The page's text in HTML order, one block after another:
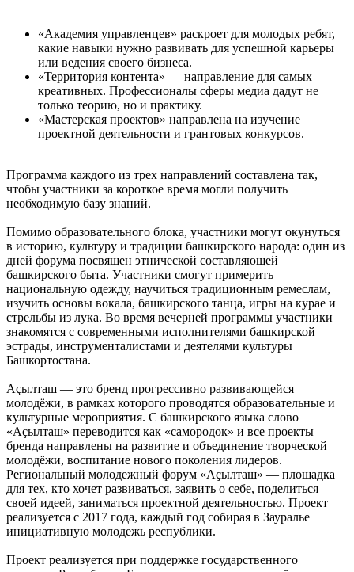
«Академия управленцев» раскроет для молодых ребят,
какие навыки нужно развивать для успешной карьеры
или ведения своего бизнеса.
«Территория контента» — направление для самых
креативных. Профессионалы сферы медиа дадут не
только теорию, но и практику.
«Мастерская проектов» направлена на изучение
проектной деятельности и грантовых конкурсов.
Программа каждого из трех направлений составлена так,
чтобы участники за короткое время могли получить
необходимую базу знаний.
Помимо образовательного блока, участники могут окунуться
в историю, культуру и традиции башкирского народа: один из
дней форума посвящен этнической составляющей
башкирского быта. Участники смогут примерить
национальную одежду, научиться традиционным ремеслам,
изучить основы вокала, башкирского танца, игры на курае и
стрельбы из лука. Во время вечерней программы участники
знакомятся с современными исполнителями башкирской
эстрады, инструменталистами и деятелями культуры
Башкортостана.
Аҫылташ — это бренд прогрессивно развивающейся
молодёжи, в рамках которого проводятся образовательные и
культурные мероприятия. С башкирского языка слово
«Аҫылташ» переводится как «самородок» и все проекты
бренда направлены на развитие и объединение творческой
молодёжи, воспитание нового поколения лидеров.
Региональный молодежный форум «Аҫылташ» — площадка
для тех, кто хочет развиваться, заявить о себе, поделиться
своей идеей, заниматься проектной деятельностью. Проект
реализуется с 2017 года, каждый год собирая в Зауралье
инициативную молодежь республики.
Проект реализуется при поддержке государственного